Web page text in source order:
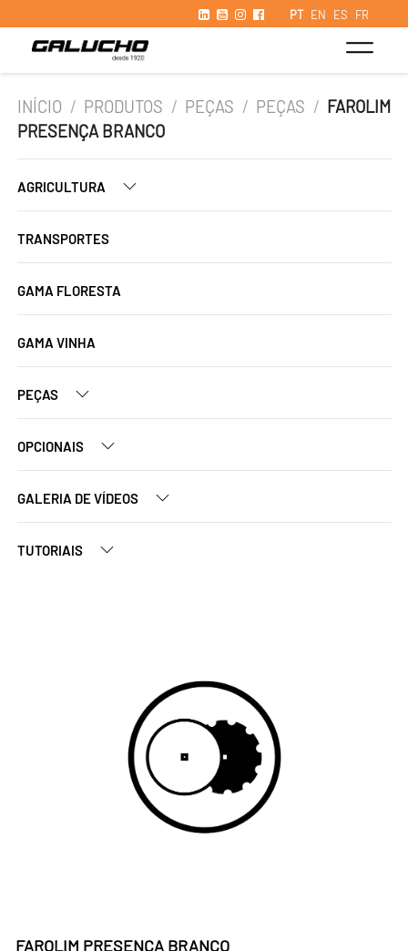
PT EN ES FR
INÍCIO / PRODUTOS / PEÇAS / PEÇAS / FAROLIM
PRESENÇA BRANCO
AGRICULTURA
TRANSPORTES
GAMA FLORESTA
GAMA VINHA
PEÇAS
OPCIONAIS
GALERIA DE VÍDEOS
TUTORIAIS
FAROLIM PRESENÇA BRANCO